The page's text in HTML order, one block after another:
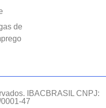
de
IBACBRASIL CNPJ:
47